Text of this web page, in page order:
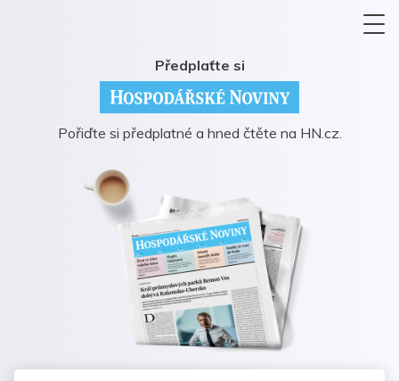
Předplaťte si
Pořiďte si předplatné a hned čtěte na HN.cz.